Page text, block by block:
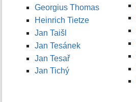
Georgius Thomas
Heinrich Tietze
Jan Taišl
Jan Tesánek
Jan Tesař
Jan Tichý